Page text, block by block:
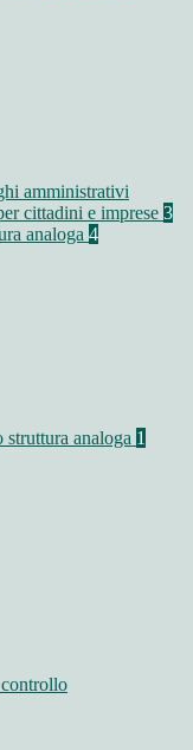
amministrativi
cittadini e imprese 3
analoga 4
analoga 1